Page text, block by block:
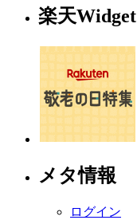
楽天Widget
メタ情報
ログイン